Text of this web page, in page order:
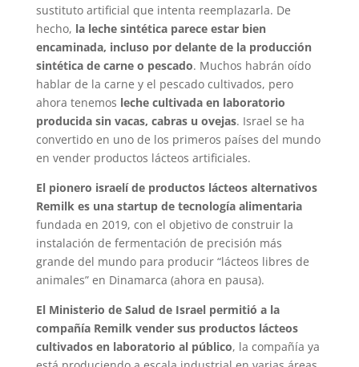
sustituto artificial que intenta reemplazarla. De
hecho, la leche sintética parece estar bien
encaminada, incluso por delante de la producción
sintética de carne o pescado. Muchos habrán oído
hablar de la carne y el pescado cultivados, pero
ahora tenemos leche cultivada en laboratorio
producida sin vacas, cabras u ovejas. Israel se ha
convertido en uno de los primeros países del mundo
en vender productos lácteos artificiales.
El pionero israelí de productos lácteos alternativos
Remilk es una startup de tecnología alimentaria
fundada en 2019, con el objetivo de construir la
instalación de fermentación de precisión más
grande del mundo para producir “lácteos libres de
animales” en Dinamarca (ahora en pausa).
El Ministerio de Salud de Israel permitió a la
compañía Remilk vender sus productos lácteos
cultivados en laboratorio al público, la compañía ya